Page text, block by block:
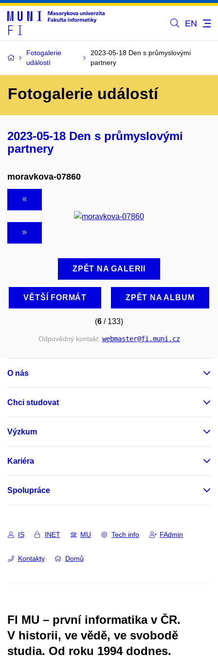
EN
Fotogalerie
událostí
2023-05-18 Den s průmyslovými
partnery
Fotogalerie událostí
2023-05-18 Den s průmyslovými
partnery
moravkova-07860
ZPĚT NA GALERII
VĚTŠÍ FORMÁT ZPĚT NA ALBUM
(6 / 133)
Odpovědný kontakt: webmaster@fi.muni.cz
O nás
Chci studovat
Výzkum
Kariéra
Spolupráce
IS INET MU Tech info FAdmin
Kontakty Domů
FI MU – první informatika v ČR.
V historii, ve vědě, ve svobodě
studia. Od roku 1994 dodnes.